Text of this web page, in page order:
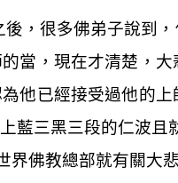
後，很多佛弟子說到
當，現在才清楚，
他已經接受過他的
藍三黑三段的仁波且
佛教總部就有關大